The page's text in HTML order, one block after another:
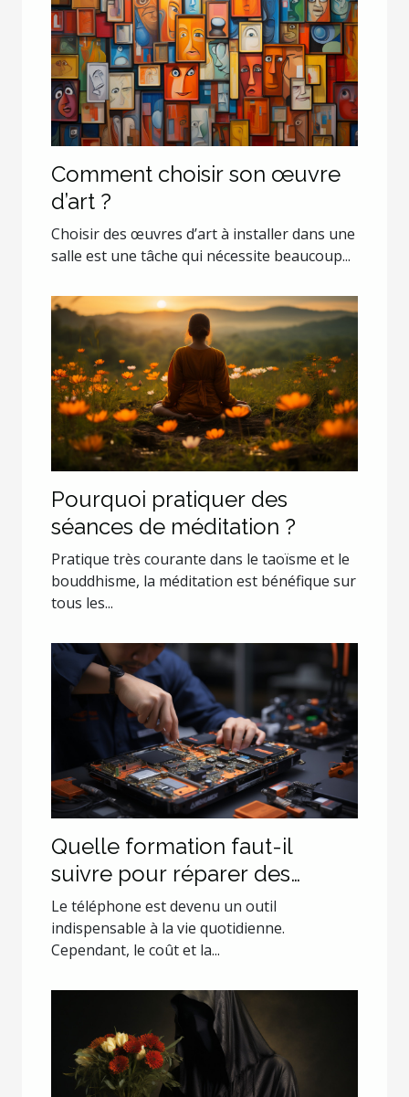
Comment choisir son œuvre
d’art ?
Choisir des œuvres d’art à installer dans une
salle est une tâche qui nécessite beaucoup...
Pourquoi pratiquer des
séances de méditation ?
Pratique très courante dans le taoïsme et le
bouddhisme, la méditation est bénéfique sur
tous les...
Quelle formation faut-il
suivre pour réparer des
smartphones ?
Le téléphone est devenu un outil
indispensable à la vie quotidienne.
Cependant, le coût et la...